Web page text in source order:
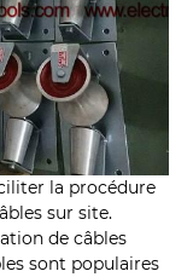
la procédure
sur site.
de câbles
sont populaires